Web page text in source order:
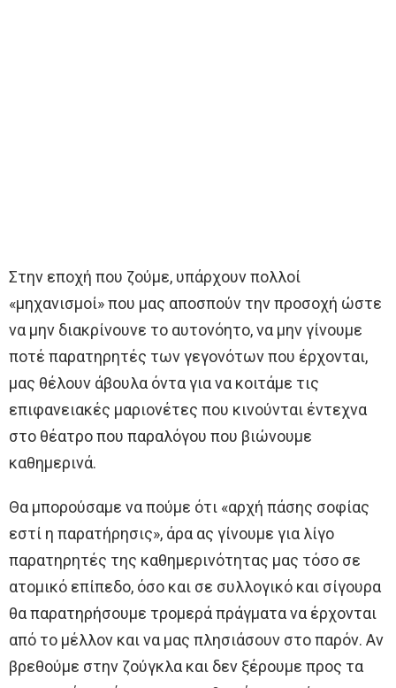
Στην εποχή που ζούμε, υπάρχουν πολλοί
«μηχανισμοί» που μας αποσπούν την προσοχή ώστε
να μην διακρίνουνε το αυτονόητο, να μην γίνουμε
ποτέ παρατηρητές των γεγονότων που έρχονται,
μας θέλουν άβουλα όντα για να κοιτάμε τις
επιφανειακές μαριονέτες που κινούνται έντεχνα
στο θέατρο που παραλόγου που βιώνουμε
καθημερινά.
Θα μπορούσαμε να πούμε ότι «αρχή πάσης σοφίας
εστί η παρατήρησις», άρα ας γίνουμε για λίγο
παρατηρητές της καθημερινότητας μας τόσο σε
ατομικό επίπεδο, όσο και σε συλλογικό και σίγουρα
θα παρατηρήσουμε τρομερά πράγματα να έρχονται
από το μέλλον και να μας πλησιάσουν στο παρόν. Αν
βρεθούμε στην ζούγκλα και δεν ξέρουμε προς τα